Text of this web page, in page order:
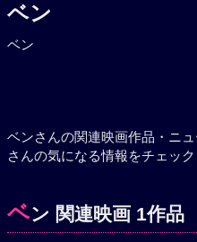
ベン
ベン
ベンさんの関連映画作品・ニ
さんの気になる情報をチェック
ベン 関連映画 1作品